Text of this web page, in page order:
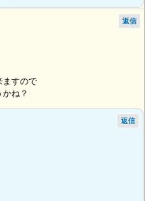
ますので
ね？
返信
返信